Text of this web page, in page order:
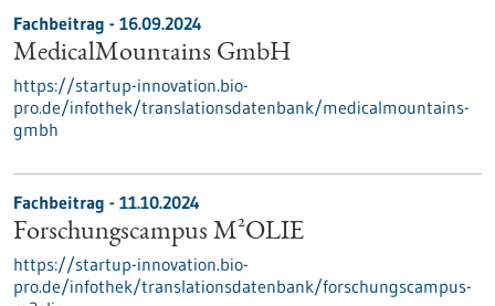
Fachbeitrag - 16.09.2024
MedicalMountains GmbH
https://startup-innovation.bio-
pro.de/infothek/translationsdatenbank/medicalmountains-
gmbh
Fachbeitrag - 11.10.2024
Forschungscampus M²OLIE
https://startup-innovation.bio-
pro.de/infothek/translationsdatenbank/forschungscampus-